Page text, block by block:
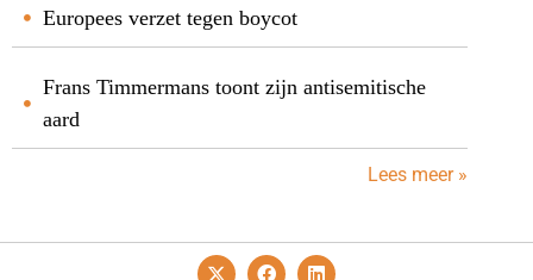
Europees verzet tegen boycot
Frans Timmermans toont zijn antisemitische
aard
Lees meer »